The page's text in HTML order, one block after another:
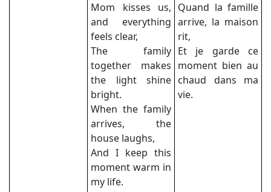
Mom kisses us,
and everything
feels clear,
The family
together makes
the light shine
bright.
When the family
arrives, the
house laughs,
And I keep this
moment warm in
my life.
Quand la famille
arrive, la maison
rit,
Et je garde ce
moment bien au
chaud dans ma
vie.